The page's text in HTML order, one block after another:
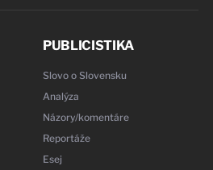
PUBLICISTIKA
Slovo o Slovensku
Analýza
Názory/komentáre
Reportáže
Esej